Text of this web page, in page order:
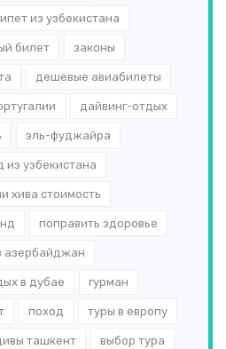
из узбекистана
билет законы
дешевые авиабилеты
дайвинг-отдых
эль-­фуджайра
из узбекистана
хива стоимость
поправить здоровье
азербайджан
в дубае гурман
поход туры в европу
ташкент выбор тура